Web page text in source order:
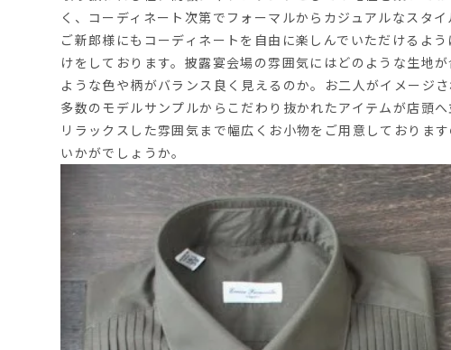
く、コーディネート次第でフォーマルからカジュアルなスタ
ご新郎様にもコーディネートを自由に楽しんでいただけるよ
けをしております。披露宴会場の雰囲気にはどのような生地
ような色や柄がバランス良く見えるのか。お二人がイメージ
多数のモデルサンプルからこだわり抜かれたアイテムが店頭
リラックスした雰囲気まで幅広くお小物をご用意しておりま
いかがでしょうか。